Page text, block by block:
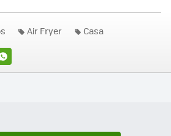
Air Fryer Casa